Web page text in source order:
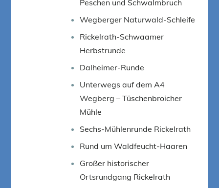
Peschen und Schwalmbruch
Wegberger Naturwald-Schleife
Rickelrath-Schwaamer
Herbstrunde
Dalheimer-Runde
Unterwegs auf dem A4
Wegberg – Tüschenbroicher
Mühle
Sechs-Mühlenrunde Rickelrath
Rund um Waldfeucht-Haaren
Großer historischer
Ortsrundgang Rickelrath